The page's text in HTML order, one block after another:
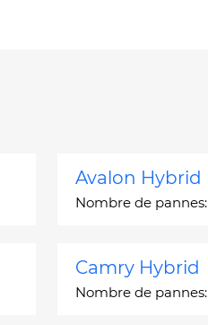
Avalon Hybrid
Nombre de pannes:
Camry Hybrid
Nombre de pannes: